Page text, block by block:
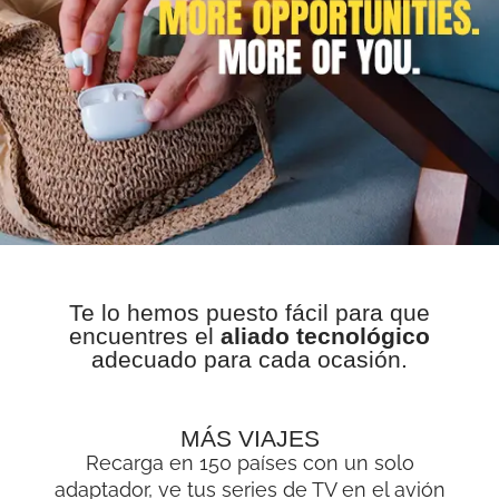
Te lo hemos puesto fácil para que
encuentres el aliado tecnológico
adecuado para cada ocasión.
MÁS VIAJES
Recarga en 150 países con un solo
adaptador, ve tus series de TV en el avión